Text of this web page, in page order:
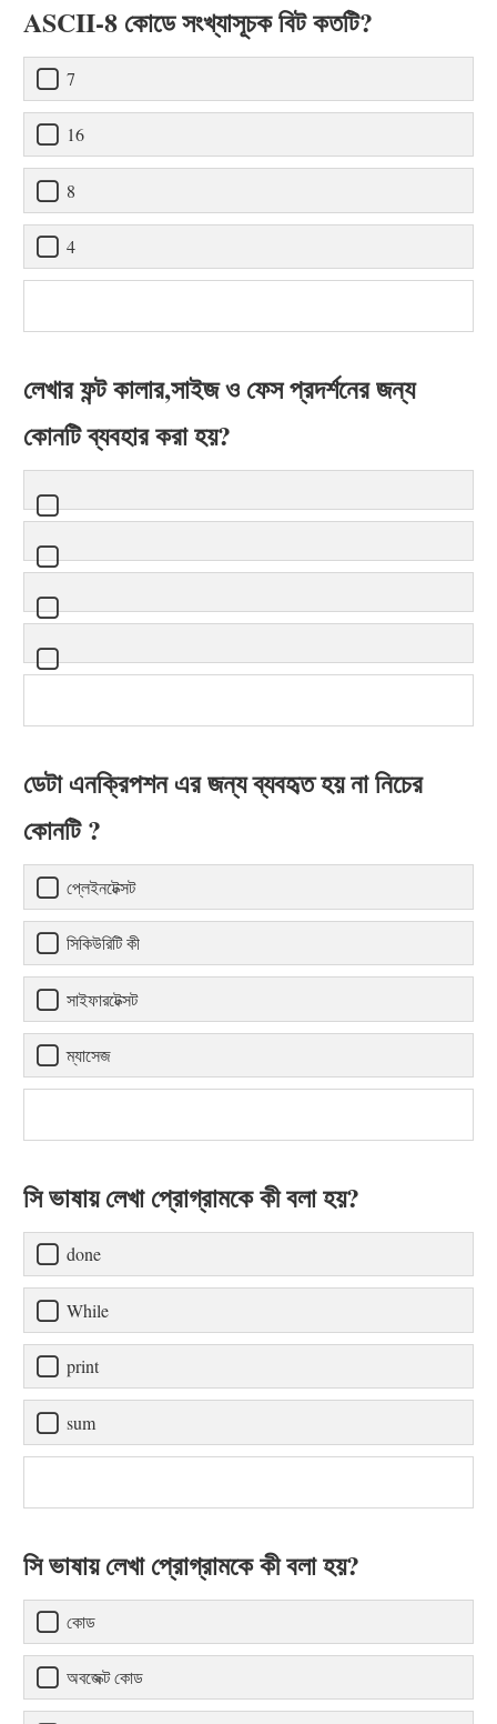
ASCII-8 কোডে সংখ্যাসূচক বিট কতটি?
7
16
8
4
লেখার ফন্ট কালার,সাইজ ও ফেস প্রদর্শনের জন্য
কোনটি ব্যবহার করা হয়?
ডেটা এনক্রিপশন এর জন্য ব্যবহৃত হয় না নিচের
কোনটি ?
প্লেইনটেক্সট
সিকিউরিটি কী
সাইফারটেক্সট
ম্যাসেজ
সি ভাষায় লেখা প্রোগ্রামকে কী বলা হয়?
done
While
print
sum
সি ভাষায় লেখা প্রোগ্রামকে কী বলা হয়?
কোড
অবজেক্ট কোড